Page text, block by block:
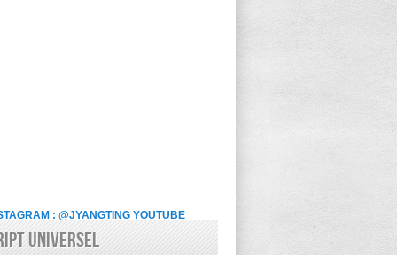
: @JYANGTING YOUTUBE
UNIVERSEL